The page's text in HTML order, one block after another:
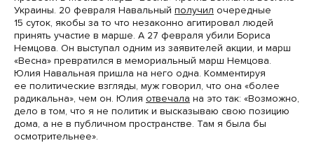
Украины. 20 февраля Навальный получил очередные
15 суток, якобы за то что незаконно агитировал людей
принять участие в марше. А 27 февраля убили Бориса
Немцова. Он выступал одним из заявителей акции, и марш
«Весна» превратился в мемориальный марш Немцова.
Юлия Навальная пришла на него одна. Комментируя
ее политические взгляды, муж говорил, что она «более
радикальна», чем он. Юлия отвечала на это так: «Возможно,
дело в том, что я не политик и высказываю свою позицию
дома, а не в публичном пространстве. Там я была бы
осмотрительнее».